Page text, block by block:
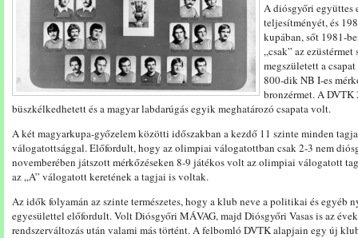
A diósgyőri együttes
teljesítményét, és
kupában, sőt 1981-
„csak” az
megszületett a
800-dik NB I-es
bronzérmet. A DVTK
büszkélkedhetett és a magyar labdarúgás egyik meghatározó csapata volt.
A két magyarkupa-győzelem közötti időszakban a kezdő 11 szinte minden
válogatottsággal. Előfordult, hogy az olimpiai válogatottban csak 2-3 nem
novemberében játszott mérkőzéseken 8-9 játékos volt az olimpiai válogatott
az „A” válogatott keretének a tagjai is voltak.
Az idők folyamán az szinte természetes, hogy a klub neve a politikai és egyéb
egyesülettel előfordult. Volt Diósgyőri MÁVAG, majd Diósgyőri Vasas is az
rendszerváltozás után valami más történt. A felbomló DVTK alapjain egy új